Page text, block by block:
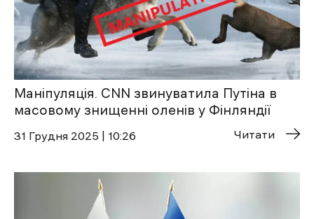
Маніпуляція. CNN звинуватила Путіна в
масовому знищенні оленів у Фінляндії
31 Грудня 2025 | 10:26 Читати